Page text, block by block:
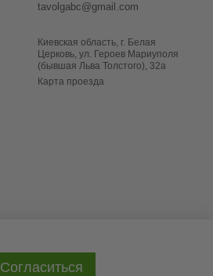
tavolgabc@gmail.com
Киевская область, г. Белая
Церковь, ул. Героев Мариуполя
(бывшая Льва Толстого), 32a
Карта проезда
Согласиться